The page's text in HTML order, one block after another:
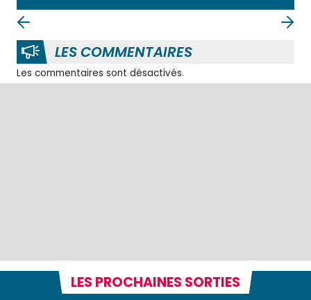
LES COMMENTAIRES
Les commentaires sont désactivés.
LES PROCHAINES SORTIES